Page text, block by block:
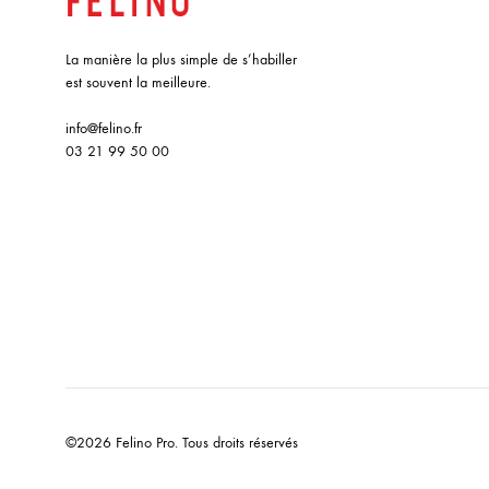
La manière la plus simple de s’habiller
est souvent la meilleure.
info@felino.fr
03 21 99 50 00
©2026 Felino Pro. Tous droits réservés